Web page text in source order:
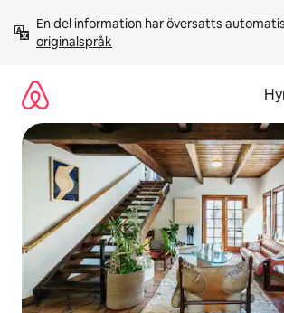
innehåll
En del information har översatts
originalspråk